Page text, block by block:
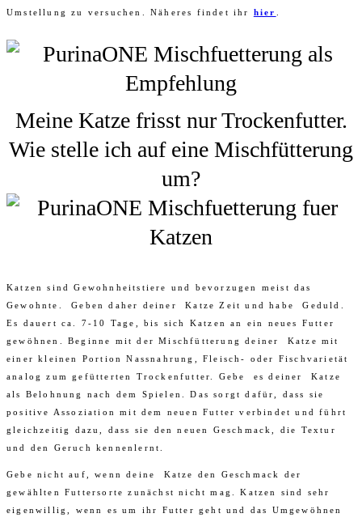
Umstellung zu versuchen. Näheres findet ihr hier
Meine Katze frisst nur Trockenfutter.
Wie stelle ich auf eine Mischfütterung
um?
Katzen sind Gewohnheitstiere und bevorzugen meist das
Gewohnte. Geben daher deiner Katze Zeit und habe Geduld.
Es dauert ca. 7-10 Tage, bis sich Katzen an ein neues Futter
gewöhnen. Beginne mit der Mischfütterung deiner Katze mit
einer kleinen Portion Nassnahrung, Fleisch- oder Fischvarietät
analog zum gefütterten Trockenfutter. Gebe es deiner Katze
als Belohnung nach dem Spielen. Das sorgt dafür, dass sie
positive Assoziation mit dem neuen Futter verbindet und führt
gleichzeitig dazu, dass sie den neuen Geschmack, die Textur
und den Geruch kennenlernt.
Gebe nicht auf, wenn deine Katze den Geschmack der
gewählten Futtersorte zunächst nicht mag. Katzen sind sehr
eigenwillig, wenn es um ihr Futter geht und das Umgewöhnen